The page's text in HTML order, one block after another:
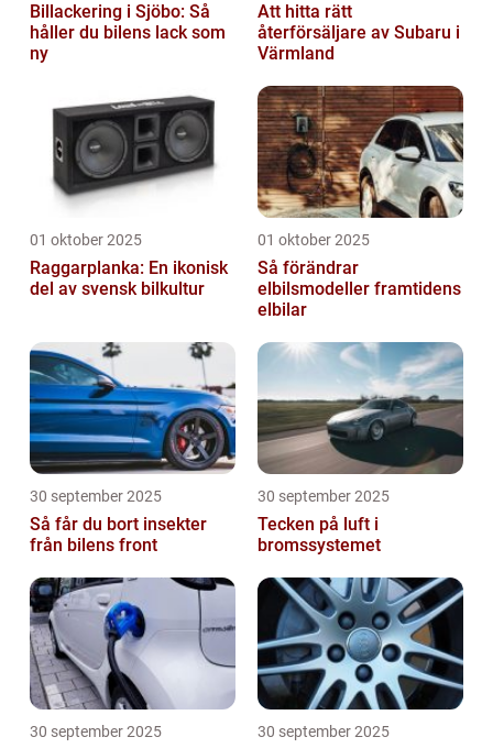
Billackering i Sjöbo: Så
håller du bilens lack som
ny
Att hitta rätt
återförsäljare av Subaru i
Värmland
01 oktober 2025
Raggarplanka: En ikonisk
del av svensk bilkultur
01 oktober 2025
Så förändrar
elbilsmodeller framtidens
elbilar
30 september 2025
Så får du bort insekter
från bilens front
30 september 2025
Tecken på luft i
bromssystemet
30 september 2025 30 september 2025